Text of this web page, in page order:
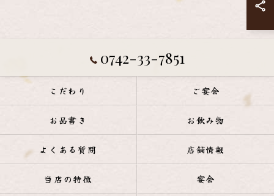
0742-33-7851
こだわり ご宴会
お品書き お飲み物
よくある質問 店舗情報
当店の特徴 宴会